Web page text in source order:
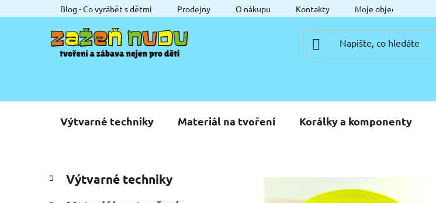
na
Blog - Co vyrábět s dětmi Prodejny O nákupu Kontakty Moje objednávka
Výtvarné techniky Materiál na tvoření Korálky a komponenty
P
o
Přeskočit
kategorie
a
Výtvarné techniky